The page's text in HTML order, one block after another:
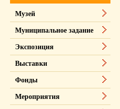
Музей
Муниципальное задание
Экспозиция
Выставки
Фонды
Мероприятия